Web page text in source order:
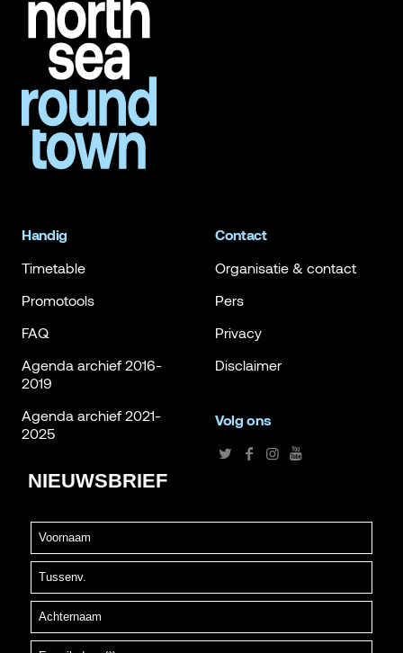
Handig
Timetable
Promotools
FAQ
Agenda archief 2016-
2019
Agenda archief 2021-
2025
Contact
Organisatie & contact
Pers
Privacy
Disclaimer
Volg ons